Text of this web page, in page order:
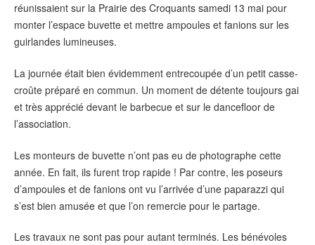
réunissaient sur la Prairie des Croquants samedi 13 mai pour
monter l’espace buvette et mettre ampoules et fanions sur les
guirlandes lumineuses.
La journée était bien évidemment entrecoupée d’un petit casse-
croûte préparé en commun. Un moment de détente toujours gai
et très apprécié devant le barbecue et sur le dancefloor de
l’association.
Les monteurs de buvette n’ont pas eu de photographe cette
année. En fait, ils furent trop rapide ! Par contre, les poseurs
d’ampoules et de fanions ont vu l’arrivée d’une paparazzi qui
s’est bien amusée et que l’on remercie pour le partage.
Les travaux ne sont pas pour autant terminés. Les bénévoles